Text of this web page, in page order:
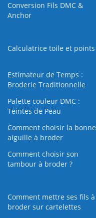
Conversion Fils DMC &
Anchor
Calculatrice toile et points
Estimateur de Temps :
Broderie Traditionnelle
Palette couleur DMC :
Teintes de Peau
Comment choisir la bonne
aiguille à broder
Comment choisir son
tambour à broder ?
Comment mettre ses fils à
broder sur cartelettes